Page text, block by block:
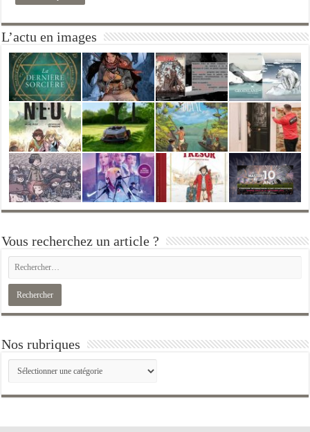
L’actu en images
Vous recherchez un article ?
Nos rubriques
Nos
rubriques